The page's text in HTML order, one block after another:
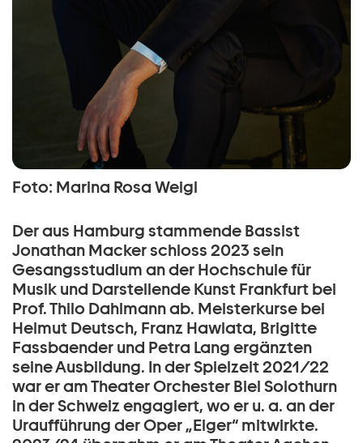
Foto: Marina Rosa Weigl
Der aus Hamburg stammende Bassist
Jonathan Macker schloss 2023 sein
Gesangsstudium an der Hochschule für
Musik und Darstellende Kunst Frankfurt bei
Prof. Thilo Dahlmann ab. Meisterkurse bei
Helmut Deutsch, Franz Hawlata, Brigitte
Fassbaender und Petra Lang ergänzten
seine Ausbildung. In der Spielzeit 2021/22
war er am Theater Orchester Biel Solothurn
in der Schweiz engagiert, wo er u. a. an der
Uraufführung der Oper „Eiger“ mitwirkte.